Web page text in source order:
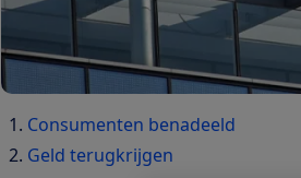
Consumenten benadeeld
Geld terugkrijgen